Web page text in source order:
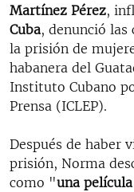
DESINFORMACIÓN
LA INVASIÓN DE
Martínez Pérez,
Cuba, denunció las
la prisión de
habanera del
Instituto Cubano
Prensa (ICLEP).
Después de haber
prisión, Norma
como "una